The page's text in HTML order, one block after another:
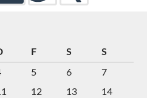
F S S
5 6
7
12 13
14